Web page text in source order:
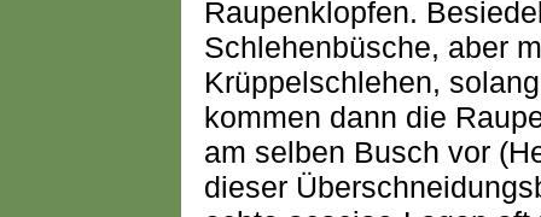
Raupenklopfen.
Schlehenbüsche, aber
Krüppelschlehen,
kommen dann die
am selben Busch vor
dieser